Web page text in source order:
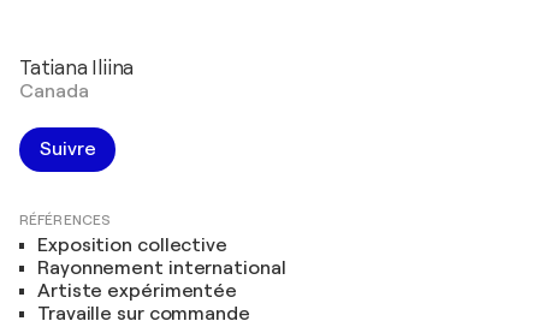
Tatiana Iliina
Canada
Suivre
RÉFÉRENCES
Exposition collective
Rayonnement international
Artiste expérimentée
Travaille sur commande